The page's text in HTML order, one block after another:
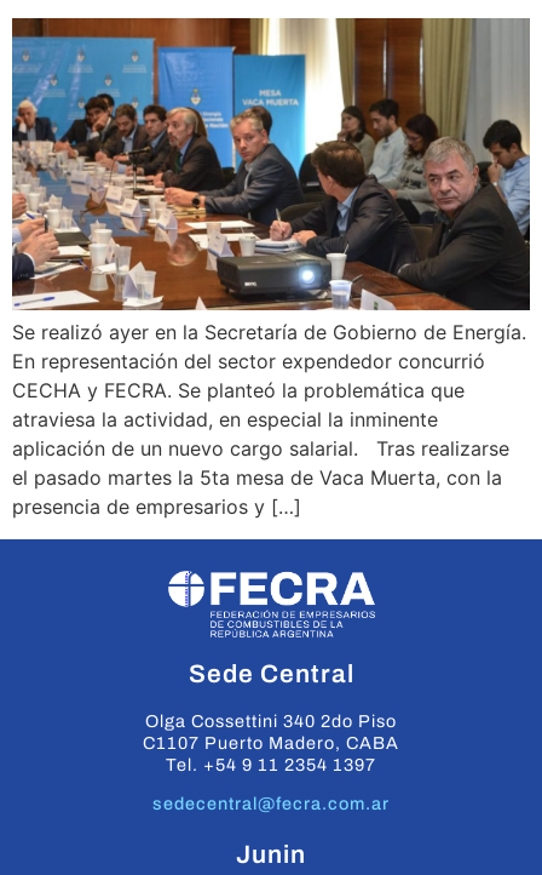
Se realizó ayer en la Secretaría de Gobierno de Energía.
En representación del sector expendedor concurrió
CECHA y FECRA. Se planteó la problemática que
atraviesa la actividad, en especial la inminente
aplicación de un nuevo cargo salarial. Tras realizarse
el pasado martes la 5ta mesa de Vaca Muerta, con la
presencia de empresarios y […]
Sede Central
Olga Cossettini 340 2do Piso
C1107 Puerto Madero, CABA
Tel. +54 9 11 2354 1397
sedecentral@fecra.com.ar
Junin